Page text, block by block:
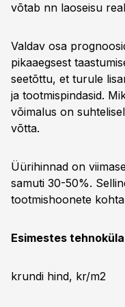
võtab nn laoseisu
Valdav osa
pikaaegsest
seetõttu, et turule
ja tootmispindasid.
võimalus on
võtta.
Üürihinnad on
samuti 30-50%.
tootmishoonete
Esimestes
krundi hind, kr/m2